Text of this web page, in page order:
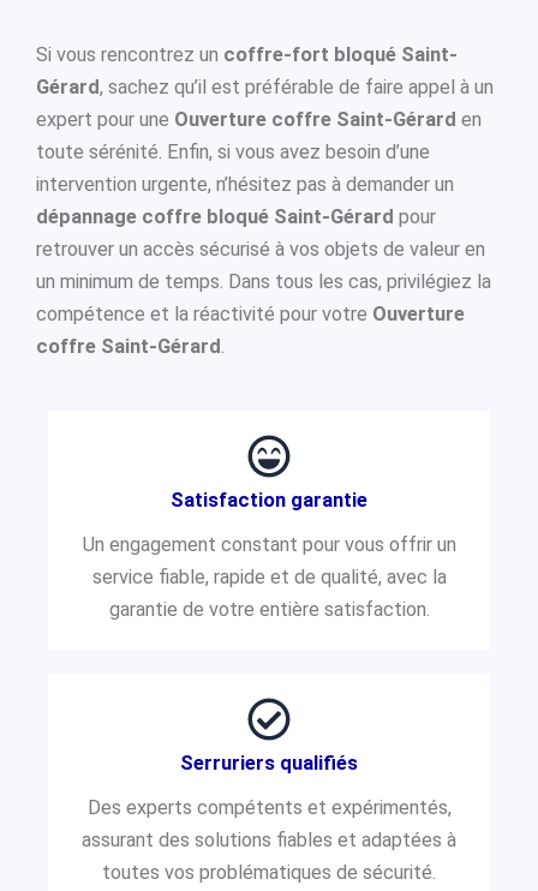
Si vous rencontrez un coffre-fort bloqué Saint-
Gérard, sachez qu’il est préférable de faire appel à un
expert pour une Ouverture coffre Saint-Gérard en
toute sérénité. Enfin, si vous avez besoin d’une
intervention urgente, n’hésitez pas à demander un
dépannage coffre bloqué Saint-Gérard pour
retrouver un accès sécurisé à vos objets de valeur en
un minimum de temps. Dans tous les cas, privilégiez la
compétence et la réactivité pour votre Ouverture
coffre Saint-Gérard.
Satisfaction garantie
Un engagement constant pour vous offrir un
service fiable, rapide et de qualité, avec la
garantie de votre entière satisfaction.
Serruriers qualifiés
Des experts compétents et expérimentés,
assurant des solutions fiables et adaptées à
toutes vos problématiques de sécurité.